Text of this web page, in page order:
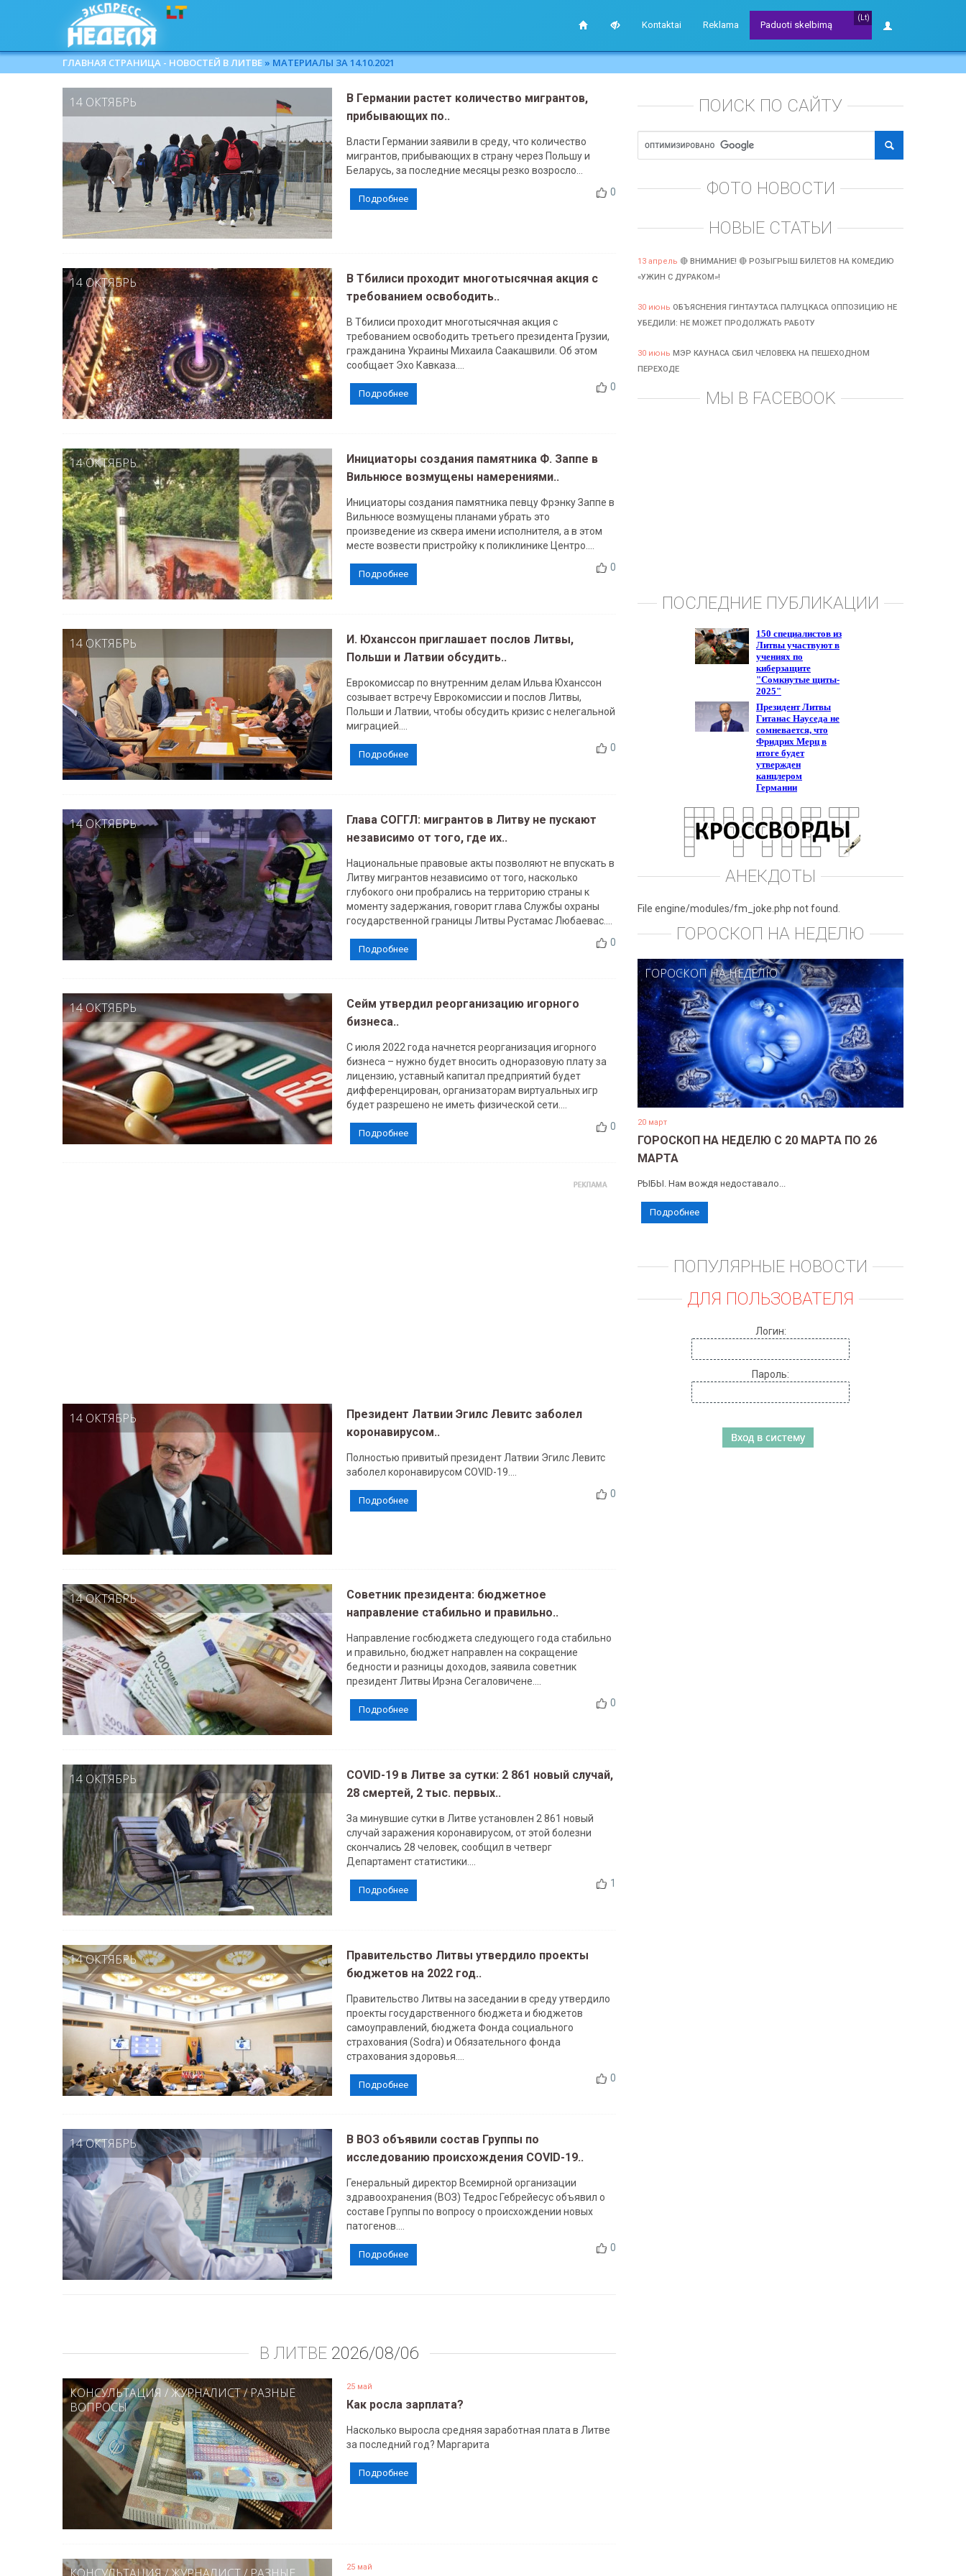
Kontaktai Reklama
(Lt)
Paduoti skelbimą
ГЛАВНАЯ СТРАНИЦА - НОВОСТЕЙ В ЛИТВЕ » МАТЕРИАЛЫ ЗА 14.10.2021
14 ОКТЯБРЬ
В Германии растет количество мигрантов,
прибывающих по..
Власти Германии заявили в среду, что количество
мигрантов, прибывающих в страну через Польшу и
Беларусь, за последние месяцы резко возросло...
0
Подробнее
14 ОКТЯБРЬ
В Тбилиси проходит многотысячная акция с
требованием освободить..
В Тбилиси проходит многотысячная акция с
требованием освободить третьего президента Грузии,
гражданина Украины Михаила Саакашвили. Об этом
сообщает Эхо Кавказа....
0
Подробнее
14 ОКТЯБРЬ
Инициаторы создания памятника Ф. Заппе в
Вильнюсе возмущены намерениями..
Инициаторы создания памятника певцу Фрэнку Заппе в
Вильнюсе возмущены планами убрать это
произведение из сквера имени исполнителя, а в этом
месте возвести пристройку к поликлинике Центро....
0
Подробнее
14 ОКТЯБРЬ
И. Юханссон приглашает послов Литвы,
Польши и Латвии обсудить..
Еврокомиссар по внутренним делам Ильва Юханссон
созывает встречу Еврокомиссии и послов Литвы,
Польши и Латвии, чтобы обсудить кризис с нелегальной
миграцией....
0
Подробнее
14 ОКТЯБРЬ
Глава СОГГЛ: мигрантов в Литву не пускают
независимо от того, где их..
Национальные правовые акты позволяют не впускать в
Литву мигрантов независимо от того, насколько
глубокого они пробрались на территорию страны к
моменту задержания, говорит глава Службы охраны
государственной границы Литвы Рустамас Любаевас....
0
Подробнее
14 ОКТЯБРЬ
Сейм утвердил реорганизацию игорного
бизнеса..
С июля 2022 года начнется реорганизация игорного
бизнеса – нужно будет вносить одноразовую плату за
лицензию, уставный капитал предприятий будет
дифференцирован, организаторам виртуальных игр
будет разрешено не иметь физической сети....
0
Подробнее
14 ОКТЯБРЬ
Президент Латвии Эгилс Левитс заболел
коронавирусом..
Полностью привитый президент Латвии Эгилс Левитс
заболел коронавирусом COVID-19....
0
Подробнее
14 ОКТЯБРЬ
Советник президента: бюджетное
направление стабильно и правильно..
Направление госбюджета следующего года стабильно
и правильно, бюджет направлен на сокращение
бедности и разницы доходов, заявила советник
президент Литвы Ирэна Сегаловичене....
0
Подробнее
14 ОКТЯБРЬ
COVID-19 в Литве за сутки: 2 861 новый случай,
28 смертей, 2 тыс. первых..
За минувшие сутки в Литве установлен 2 861 новый
случай заражения коронавирусом, от этой болезни
скончались 28 человек, сообщил в четверг
Департамент статистики....
1
Подробнее
14 ОКТЯБРЬ
Правительство Литвы утвердило проекты
бюджетов на 2022 год..
Правительство Литвы на заседании в среду утвердило
проекты государственного бюджета и бюджетов
самоуправлений, бюджета Фонда социального
страхования (Sodra) и Обязательного фонда
страхования здоровья....
0
Подробнее
14 ОКТЯБРЬ
В ВОЗ объявили состав Группы по
исследованию происхождения COVID-19..
Генеральный директор Всемирной организации
здравоохранения (ВОЗ) Тедрос Гебрейесус объявил о
составе Группы по вопросу о происхождении новых
патогенов....
0
Подробнее
В ЛИТВЕ 2026/08/06
КОНСУЛЬТАЦИЯ /ЖУРНАЛИСТ/РАЗНЫЕ
ВОПРОСЫ
25 май
Как росла зарплата?
Насколько выросла средняя заработная плата в Литве
за последний год? Маргарита
Подробнее
25 май
ПОИСК ПО САЙТУ
ФОТО НОВОСТИ
НОВЫЕ СТАТЬИ
13 апрель 🔴 ВНИМАНИЕ! 🔴 РОЗЫГРЫШ БИЛЕТОВ НА КОМЕДИЮ
«УЖИН С ДУРАКОМ»!
30 июнь ОБЪЯСНЕНИЯ ГИНТАУТАСА ПАЛУЦКАСА ОППОЗИЦИЮ НЕ
УБЕДИЛИ: НЕ МОЖЕТ ПРОДОЛЖАТЬ РАБОТУ
30 июнь МЭР КАУНАСА СБИЛ ЧЕЛОВЕКА НА ПЕШЕХОДНОМ
ПЕРЕХОДЕ
МЫ В FACEBOOK
ПОСЛЕДНИЕ ПУБЛИКАЦИИ
АНЕКДОТЫ
File engine/modules/fm_joke.php not found.
ГОРОСКОП НА НЕДЕЛЮ
ГОРОСКОП НА НЕДЕЛЮ
20 март
ГОРОСКОП НА НЕДЕЛЮ С 20 МАРТА ПО 26
МАРТА
РЫБЫ. Нам вождя недоставало...
Подробнее
ПОПУЛЯРНЫЕ НОВОСТИ
ДЛЯ ПОЛЬЗОВАТЕЛЯ
Логин:
Пароль: